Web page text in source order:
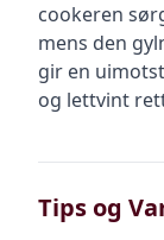
cookeren
mens den
gir en
og lettvint
Tips og